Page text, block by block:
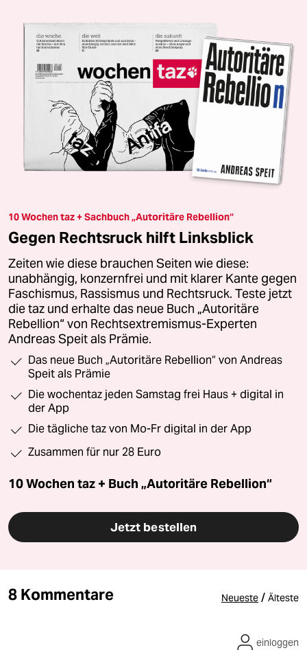
10 Wochen taz + Sachbuch „Autoritäre Rebellion“
Gegen Rechtsruck hilft Linksblick
Zeiten wie diese brauchen Seiten wie diese:
unabhängig, konzernfrei und mit klarer Kante gegen
Faschismus, Rassismus und Rechtsruck. Teste jetzt
die taz und erhalte das neue Buch „Autoritäre
Rebellion“ von Rechtsextremismus-Experten
Andreas Speit als Prämie.
Das neue Buch „Autoritäre Rebellion“ von Andreas
Speit als Prämie
Die wochentaz jeden Samstag frei Haus + digital in
der App
Die tägliche taz von Mo-Fr digital in der App
Zusammen für nur 28 Euro
10 Wochen taz + Buch „Autoritäre Rebellion“
Jetzt bestellen
8 Kommentare Neueste / Älteste
einloggen